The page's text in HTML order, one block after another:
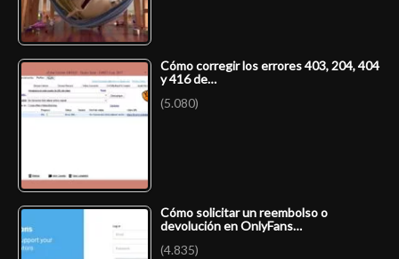
Cómo corregir los errores 403, 204, 404
y 416 de…
(5.080)
Cómo solicitar un reembolso o
devolución en OnlyFans…
(4.835)